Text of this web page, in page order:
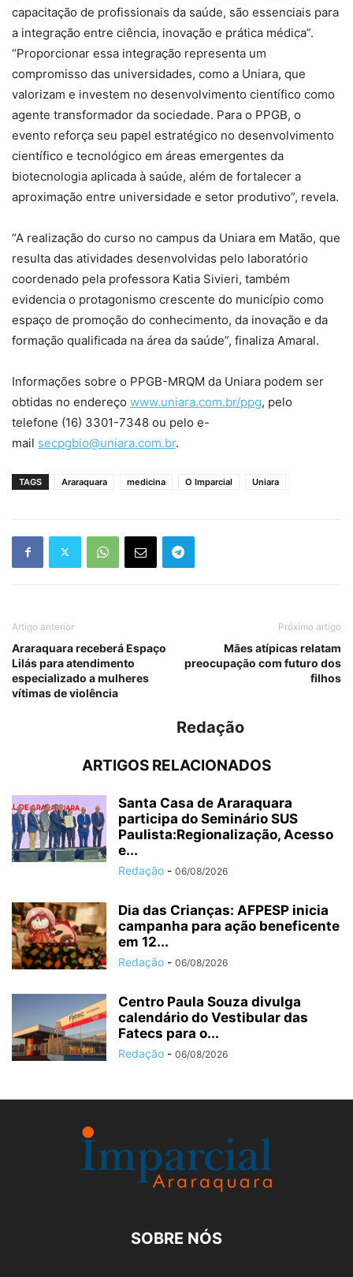
capacitação de profissionais da saúde, são essenciais para
a integração entre ciência, inovação e prática médica”.
“Proporcionar essa integração representa um
compromisso das universidades, como a Uniara, que
valorizam e investem no desenvolvimento científico como
agente transformador da sociedade. Para o PPGB, o
evento reforça seu papel estratégico no desenvolvimento
científico e tecnológico em áreas emergentes da
biotecnologia aplicada à saúde, além de fortalecer a
aproximação entre universidade e setor produtivo”, revela.
“A realização do curso no campus da Uniara em Matão, que
resulta das atividades desenvolvidas pelo laboratório
coordenado pela professora Katia Sivieri, também
evidencia o protagonismo crescente do município como
espaço de promoção do conhecimento, da inovação e da
formação qualificada na área da saúde”, finaliza Amaral.
Informações sobre o PPGB-MRQM da Uniara podem ser
obtidas no endereço www.uniara.com.br/ppg, pelo
telefone (16) 3301-7348 ou pelo e-
mail secpgbio@uniara.com.br.
TAGS Araraquara medicina O Imparcial Uniara
Artigo anterior
Araraquara receberá Espaço
Lilás para atendimento
especializado a mulheres
vítimas de violência
Próximo artigo
Mães atípicas relatam
preocupação com futuro dos
filhos
Redação
ARTIGOS RELACIONADOS
Santa Casa de Araraquara
participa do Seminário SUS
Paulista:Regionalização, Acesso
e...
Redação - 06/08/2026
Dia das Crianças: AFPESP inicia
campanha para ação beneficente
em 12...
Redação - 06/08/2026
Centro Paula Souza divulga
calendário do Vestibular das
Fatecs para o...
Redação - 06/08/2026
SOBRE NÓS